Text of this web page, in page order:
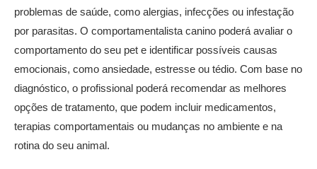
problemas de saúde, como alergias, infecções ou infestação
por parasitas. O comportamentalista canino poderá avaliar o
comportamento do seu pet e identificar possíveis causas
emocionais, como ansiedade, estresse ou tédio. Com base no
diagnóstico, o profissional poderá recomendar as melhores
opções de tratamento, que podem incluir medicamentos,
terapias comportamentais ou mudanças no ambiente e na
rotina do seu animal.